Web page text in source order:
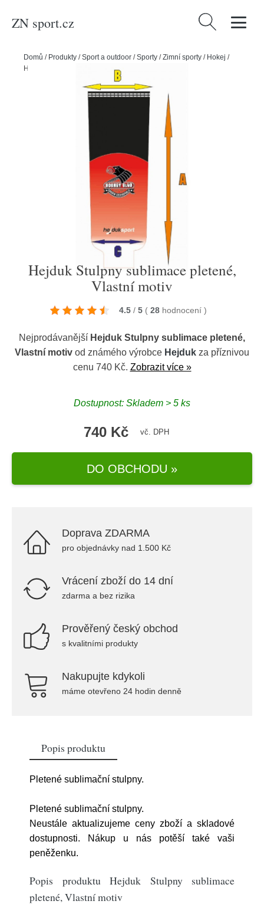
ZN sport.cz Vyhledávání
Domů / Produkty /Sport a outdoor /Sporty /Zimní sporty / Hokej /
Hejduk Stulpny sublimace pletené, Vlastní motiv
Hejduk Stulpny sublimace pletené,
Vlastní motiv
4.5 / 5 ( 28 hodnocení )
Nejprodávanější Hejduk Stulpny sublimace pletené,
Vlastní motiv od známého výrobce Hejduk za příznivou
cenu 740 Kč. Zobrazit více »
Dostupnost: Skladem > 5 ks
740 Kč vč. DPH
DO OBCHODU »
Doprava ZDARMA
pro objednávky nad 1.500 Kč
Vrácení zboží do 14 dní
zdarma a bez rizika
Prověřený český obchod
s kvalitními produkty
Nakupujte kdykoli
máme otevřeno 24 hodin denně
Popis produktu
Pletené sublimační stulpny.
Pletené sublimační stulpny.
Neustále aktualizujeme ceny zboží a skladové
dostupnosti. Nákup u nás potěší také vaši
peněženku.
Popis produktu Hejduk Stulpny sublimace
pletené, Vlastní motiv